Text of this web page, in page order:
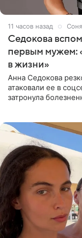
11 часов назад
Седокова
первым мужем:
в жизни»
Анна Седокова
атаковали ее в
затронула